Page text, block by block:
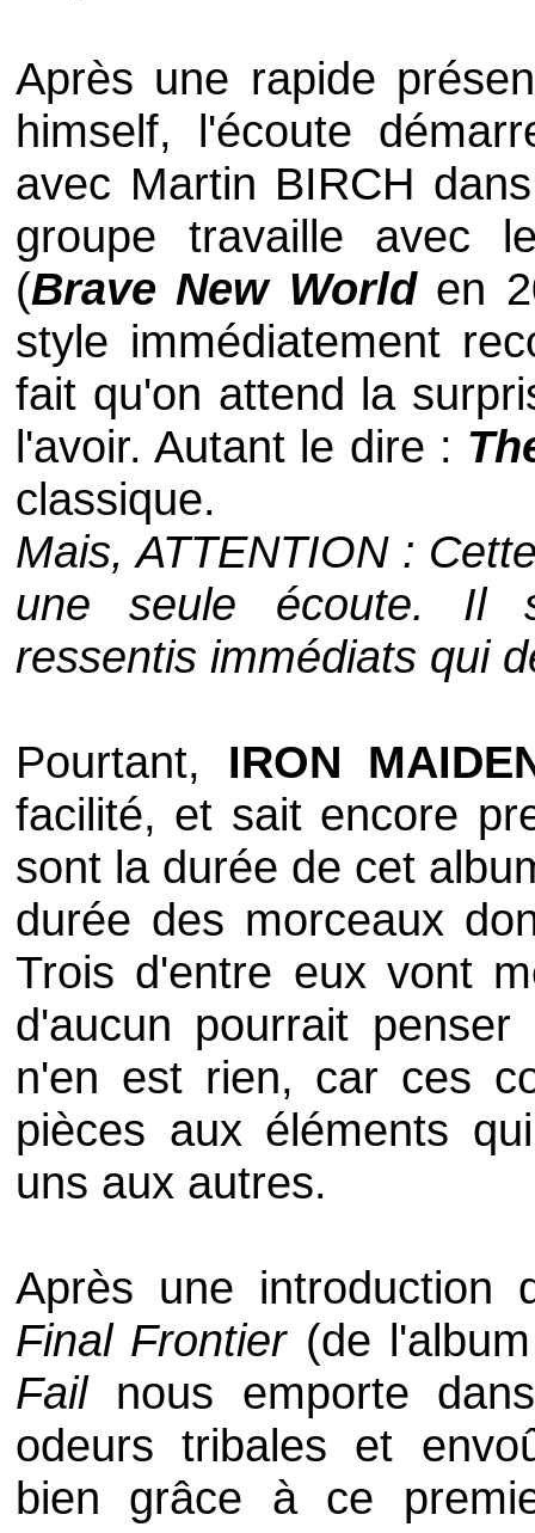
Après une rapide
himself, l'écoute
avec Martin BIRCH
groupe travaille avec
(Brave New Worlden
style immédiatement
fait qu'on attend la
l'avoir. Autant le dire :
classique.
Mais, ATTENTION :
une seule écoute. Il
ressentis immédiats qui
Pourtant, IRON
facilité, et sait encore
sont la durée de cet
durée des morceaux
Trois d'entre eux vont
d'aucun pourrait
n'en est rien, car ces
pièces aux éléments
uns aux autres.
Après une introduction
Final Frontier (de
Fail nous emporte
odeurs tribales et
bien grâce à ce